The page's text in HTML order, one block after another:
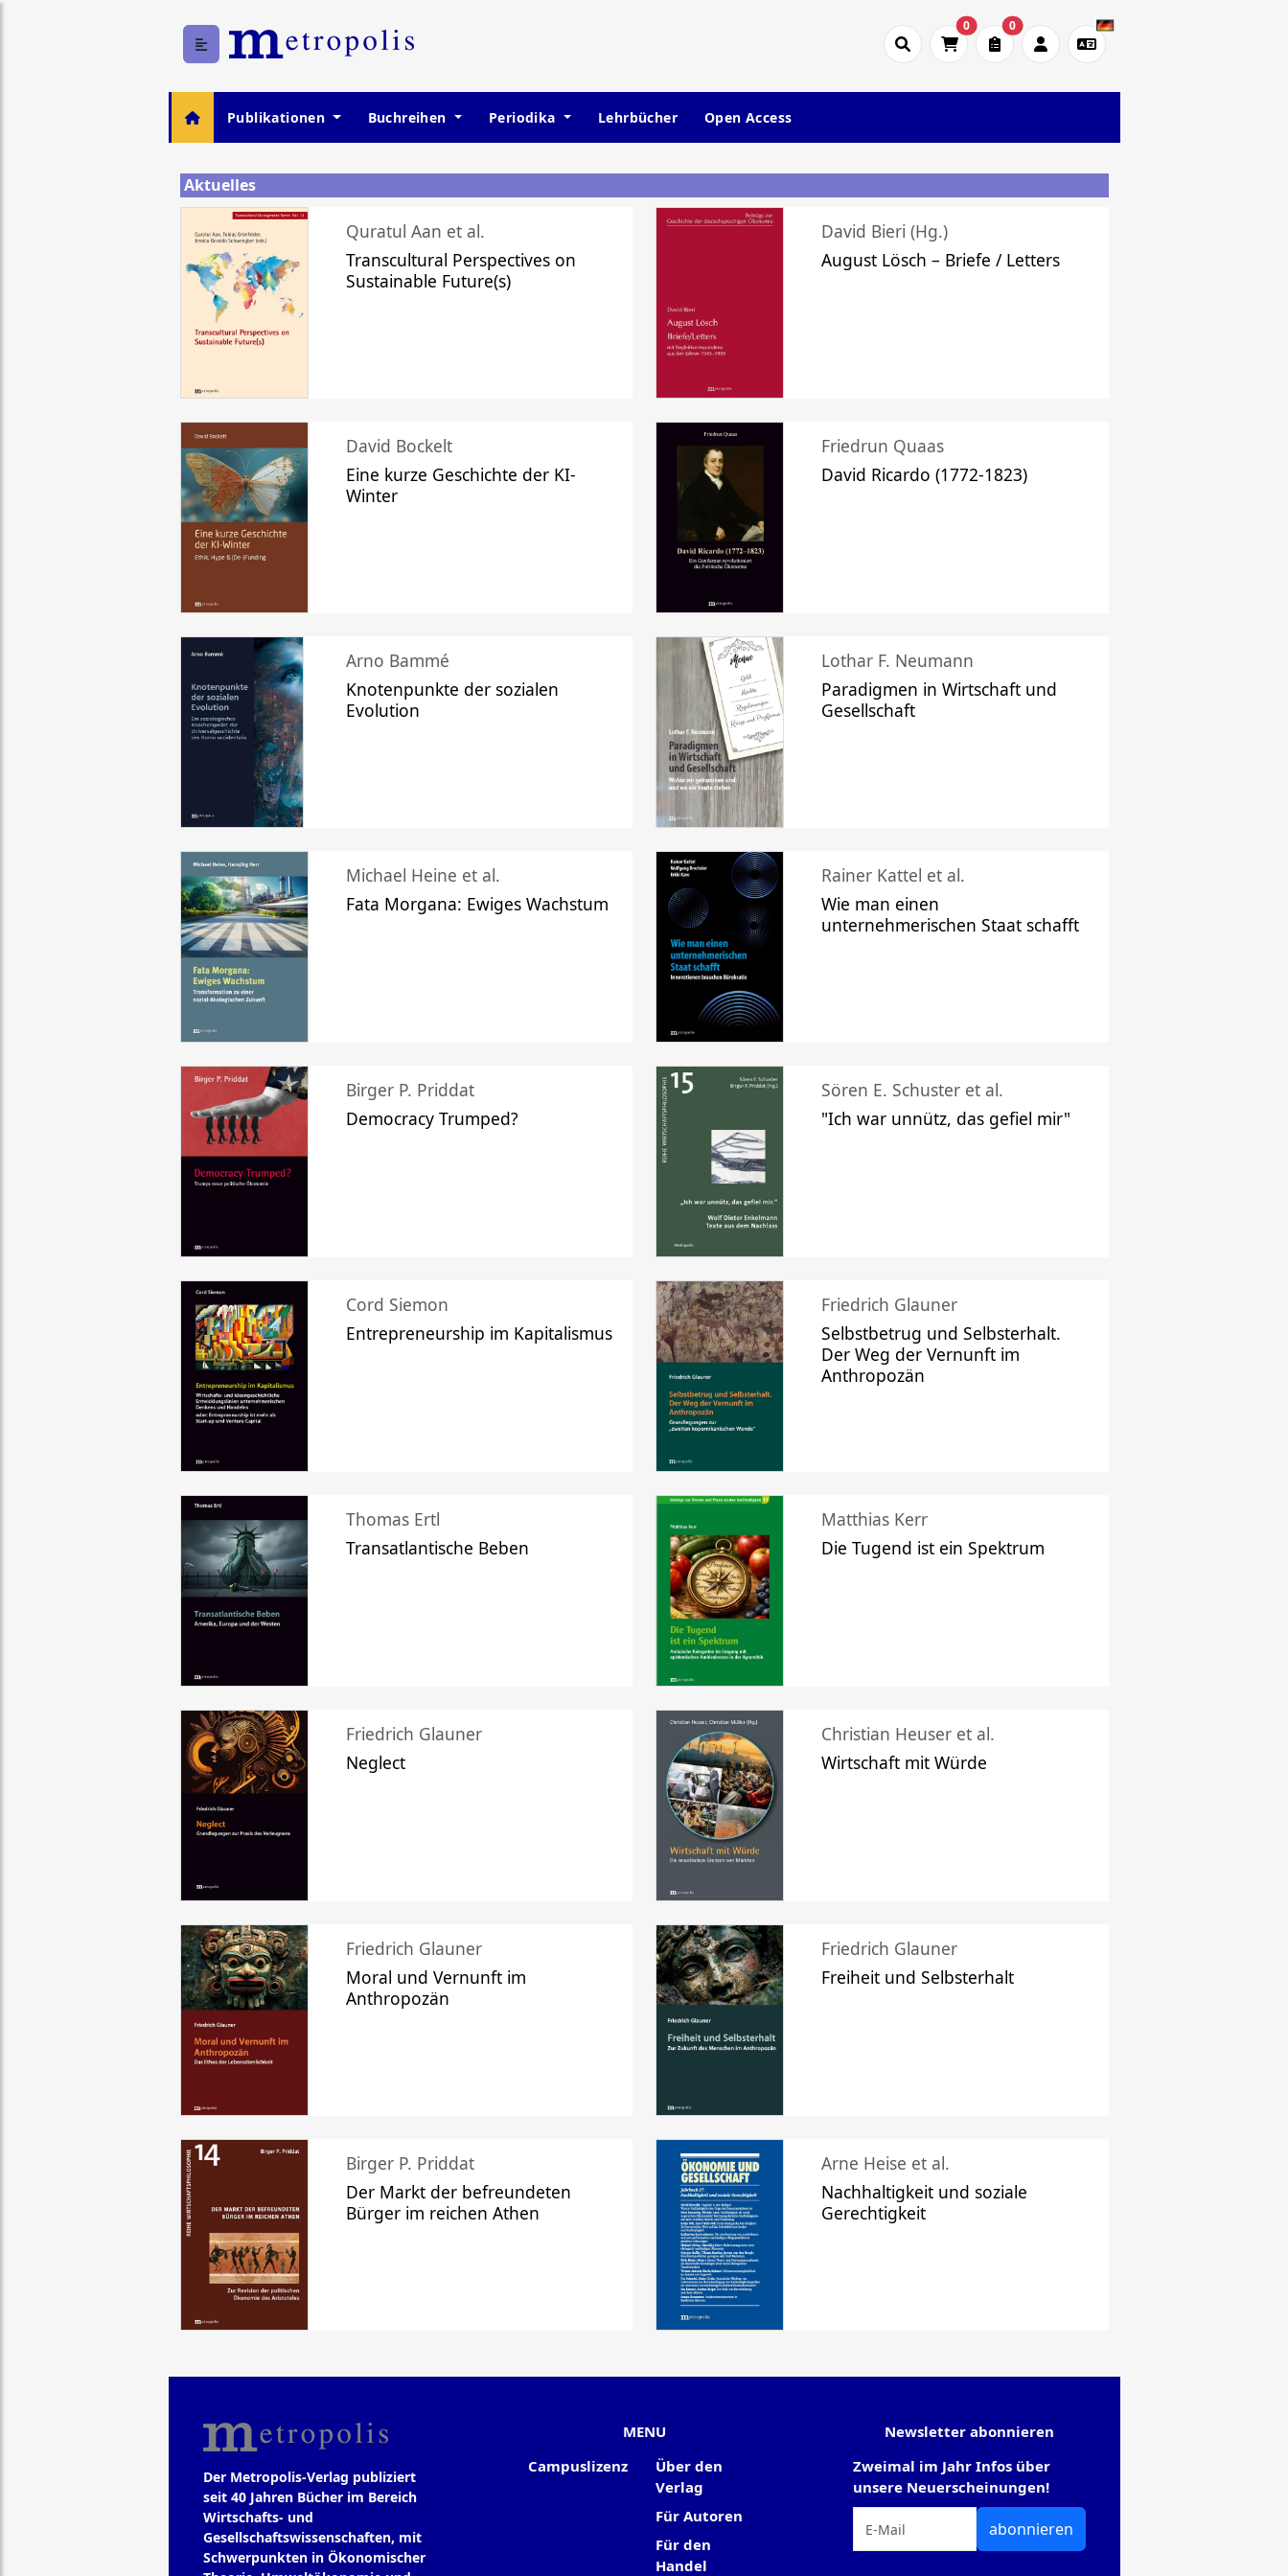
0 0
Publikationen Buchreihen Periodika Lehrbücher Open Access
Aktuelles
Quratul Aan et al.
Transcultural Perspectives on
Sustainable Future(s)
David Bieri (Hg.)
August Lösch – Briefe / Letters
David Bockelt
Eine kurze Geschichte der KI-
Winter
Friedrun Quaas
David Ricardo (1772-1823)
Arno Bammé
Knotenpunkte der sozialen
Evolution
Lothar F. Neumann
Paradigmen in Wirtschaft und
Gesellschaft
Michael Heine et al.
Fata Morgana: Ewiges Wachstum
Rainer Kattel et al.
Wie man einen
unternehmerischen Staat schafft
Birger P. Priddat
Democracy Trumped?
Sören E. Schuster et al.
"Ich war unnütz, das gefiel mir"
Cord Siemon
Entrepreneurship im Kapitalismus
Friedrich Glauner
Selbstbetrug und Selbsterhalt.
Der Weg der Vernunft im
Anthropozän
Thomas Ertl
Transatlantische Beben
Matthias Kerr
Die Tugend ist ein Spektrum
Friedrich Glauner
Neglect
Christian Heuser et al.
Wirtschaft mit Würde
Friedrich Glauner
Moral und Vernunft im
Anthropozän
Friedrich Glauner
Freiheit und Selbsterhalt
Birger P. Priddat
Der Markt der befreundeten
Bürger im reichen Athen
Arne Heise et al.
Nachhaltigkeit und soziale
Gerechtigkeit
Der Metropolis-Verlag publiziert
seit 40 Jahren Bücher im Bereich
Wirtschafts- und
Gesellschaftswissenschaften, mit
Schwerpunkten in Ökonomischer
MENU
Campuslizenz
Über den
Verlag
Für Autoren
Für den
Handel
Newsletter abonnieren
Zweimal im Jahr Infos über
unsere Neuerscheinungen!
abonnieren